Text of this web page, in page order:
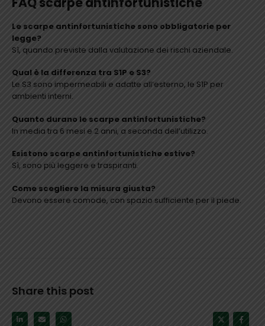
Le scarpe antinfortunistiche sono obbligatorie per
legge?
Sì, quando previste dalla valutazione dei rischi aziendale.
Qual è la differenza tra S1P e S3?
Le S3 sono impermeabili e adatte all’esterno, le S1P per
ambienti interni.
Quanto durano le scarpe antinfortunistiche?
In media tra 6 mesi e 2 anni, a seconda dell’utilizzo.
Esistono scarpe antinfortunistiche estive?
Sì, sono più leggere e traspiranti.
Come scegliere la misura giusta?
Devono essere comode, con spazio sufficiente per il piede.
Share this post